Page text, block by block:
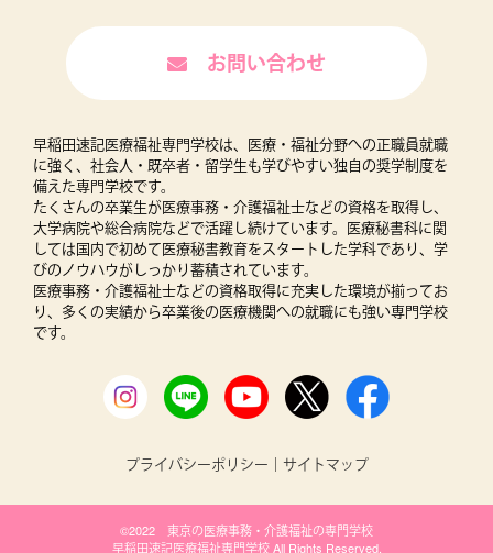
お問い合わせ
早稲田速記医療福祉専門学校は、医療・福祉分野への正職員就職
に強く、社会人・既卒者・留学生も学びやすい独自の奨学制度を
備えた専門学校です。
たくさんの卒業生が医療事務・介護福祉士などの資格を取得し、
大学病院や総合病院などで活躍し続けています。医療秘書科に関
しては国内で初めて医療秘書教育をスタートした学科であり、学
びのノウハウがしっかり蓄積されています。
医療事務・介護福祉士などの資格取得に充実した環境が揃ってお
り、多くの実績から卒業後の医療機関への就職にも強い専門学校
です。
プライバシーポリシー ｜ サイトマップ
©2022 東京の医療事務・介護福祉の専門学校
早稲田速記医療福祉専門学校 All Rights Reserved.